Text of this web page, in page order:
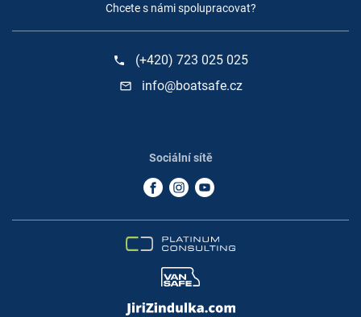
Chcete s námi spolupracovat?
phone (+420) 723 025 025
mail_outline info@boatsafe.cz
Sociální sítě